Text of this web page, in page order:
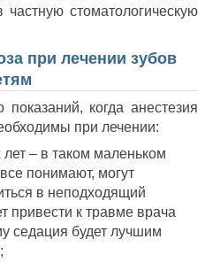
стоматологическую
при лечении зубов
когда анестезия
при лечении:
– в таком маленьком
понимают, могут
в неподходящий
привести к травме врача
седация будет лучшим